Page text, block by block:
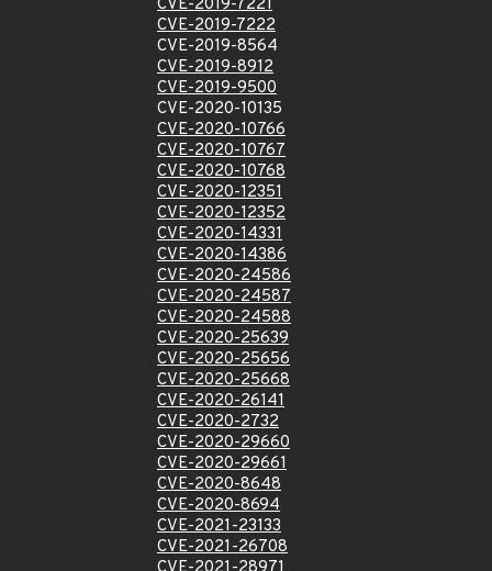
CVE-2019-7221
CVE-2019-7222
CVE-2019-8564
CVE-2019-8912
CVE-2019-9500
CVE-2020-10135
CVE-2020-10766
CVE-2020-10767
CVE-2020-10768
CVE-2020-12351
CVE-2020-12352
CVE-2020-14331
CVE-2020-14386
CVE-2020-24586
CVE-2020-24587
CVE-2020-24588
CVE-2020-25639
CVE-2020-25656
CVE-2020-25668
CVE-2020-26141
CVE-2020-2732
CVE-2020-29660
CVE-2020-29661
CVE-2020-8648
CVE-2020-8694
CVE-2021-23133
CVE-2021-26708